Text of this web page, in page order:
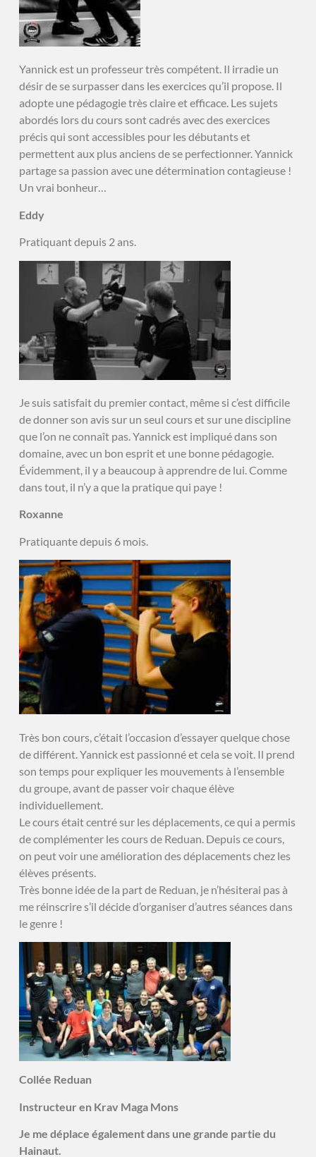
Yannick est un professeur très compétent. Il irradie un
désir de se surpasser dans les exercices qu’il propose. Il
adopte une pédagogie très claire et efficace. Les sujets
abordés lors du cours sont cadrés avec des exercices
précis qui sont accessibles pour les débutants et
permettent aux plus anciens de se perfectionner. Yannick
partage sa passion avec une détermination contagieuse !
Un vrai bonheur…
Eddy
Pratiquant depuis 2 ans.
Je suis satisfait du premier contact, même si c’est difficile
de donner son avis sur un seul cours et sur une discipline
que l’on ne connaît pas. Yannick est impliqué dans son
domaine, avec un bon esprit et une bonne pédagogie.
Évidemment, il y a beaucoup à apprendre de lui. Comme
dans tout, il n’y a que la pratique qui paye !
Roxanne
Pratiquante depuis 6 mois.
Très bon cours, c’était l’occasion d’essayer quelque chose
de différent. Yannick est passionné et cela se voit. Il prend
son temps pour expliquer les mouvements à l’ensemble
du groupe, avant de passer voir chaque élève
individuellement.
Le cours était centré sur les déplacements, ce qui a permis
de complémenter les cours de Reduan. Depuis ce cours,
on peut voir une amélioration des déplacements chez les
élèves présents.
Très bonne idée de la part de Reduan, je n’hésiterai pas à
me réinscrire s’il décide d’organiser d’autres séances dans
le genre !
Collée Reduan
Instructeur en Krav Maga Mons
Je me déplace également dans une grande partie du
Hainaut.